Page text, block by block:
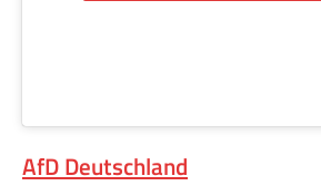
AfD Deutschland